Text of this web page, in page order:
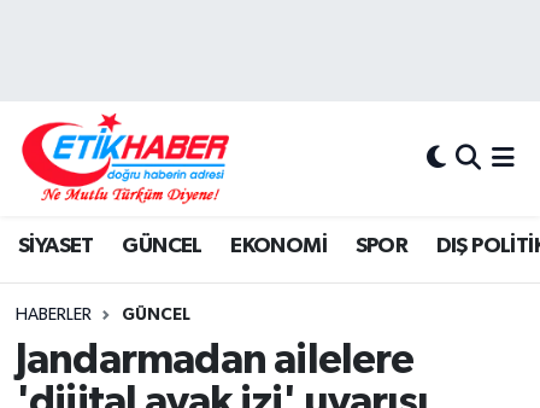
SİYASET GÜNCEL EKONOMİ SPOR DIŞ
HABERLER GÜNCEL
Jandarmadan ailelere
DIŞ POLİTİKA
KÖŞE YAZILARI
Hava Durumu
Süper Lig Puan Durumu ve Fikstür
Tüm Manşetler